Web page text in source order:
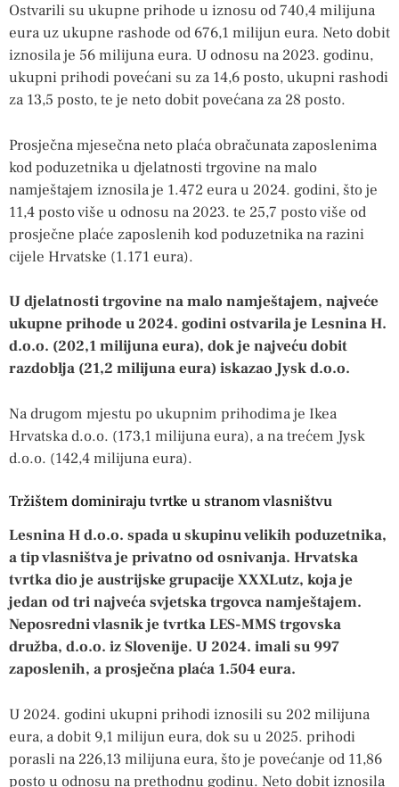
Ostvarili su ukupne prihode u iznosu od 740,4 milijuna
eura uz ukupne rashode od 676,1 milijun eura. Neto dobit
iznosila je 56 milijuna eura. U odnosu na 2023. godinu,
ukupni prihodi povećani su za 14,6 posto, ukupni rashodi
za 13,5 posto, te je neto dobit povećana za 28 posto.
Prosječna mjesečna neto plaća obračunata zaposlenima
kod poduzetnika u djelatnosti trgovine na malo
namještajem iznosila je 1.472 eura u 2024. godini, što je
11,4 posto više u odnosu na 2023. te 25,7 posto više od
prosječne plaće zaposlenih kod poduzetnika na razini
cijele Hrvatske (1.171 eura).
U djelatnosti trgovine na malo namještajem, najveće
ukupne prihode u 2024. godini ostvarila je Lesnina H.
d.o.o. (202,1 milijuna eura), dok je najveću dobit
razdoblja (21,2 milijuna eura) iskazao Jysk d.o.o.
Na drugom mjestu po ukupnim prihodima je Ikea
Hrvatska d.o.o. (173,1 milijuna eura), a na trećem Jysk
d.o.o. (142,4 milijuna eura).
Tržištem dominiraju tvrtke u stranom vlasništvu
Lesnina H d.o.o. spada u skupinu velikih poduzetnika,
a tip vlasništva je privatno od osnivanja. Hrvatska
tvrtka dio je austrijske grupacije XXXLutz, koja je
jedan od tri najveća svjetska trgovca namještajem.
Neposredni vlasnik je tvrtka LES-MMS trgovska
družba, d.o.o. iz Slovenije. U 2024. imali su 997
zaposlenih, a prosječna plaća 1.504 eura.
U 2024. godini ukupni prihodi iznosili su 202 milijuna
eura, a dobit 9,1 milijun eura, dok su u 2025. prihodi
porasli na 226,13 milijuna eura, što je povećanje od 11,86
posto u odnosu na prethodnu godinu. Neto dobit iznosila